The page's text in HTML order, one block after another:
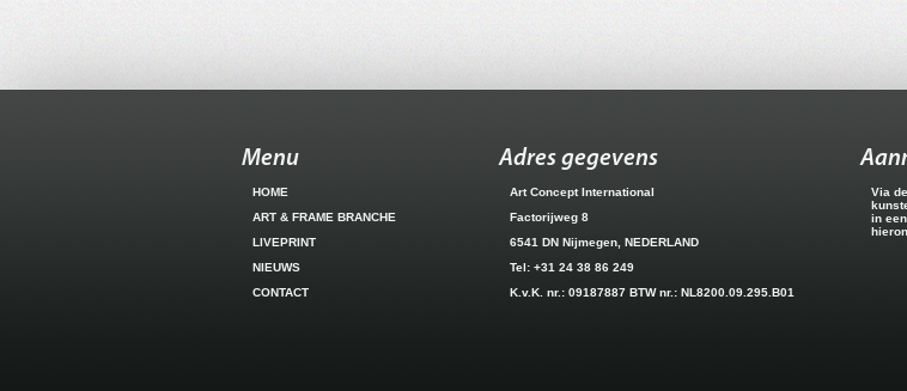
Menu
HOME
ART & FRAME BRANCHE
LIVEPRINT
NIEUWS
CONTACT
Adres gegevens
Art Concept International
Factorijweg 8
6541 DN Nijmegen, NEDERLAND
Tel: +31 24 38 86 249
K.v.K. nr.: 09187887 BTW nr.: NL8200.09.295.B01
Via
in